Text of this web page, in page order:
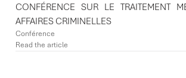
CONFÉRENCE SUR LE TRAITEMENT
AFFAIRES CRIMINELLES
Conférence
Read the article